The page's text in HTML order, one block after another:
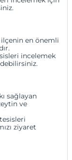
en önemli
incelemek
sağlayan
ve
ziyaret